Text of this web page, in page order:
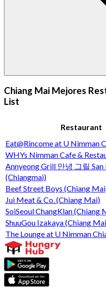
Chiang Mai Mejores
List
Restaurant
Eat@Rincome at U Nimman
WHYs Nimman Cafe &
Annyeong Grill 안녕 그릴 San
(Chiangmai)
Beef Street Boys (Chiang
Jui Meat & Co. (Chiang Mai)
SoiSeoul ChangKlan (Chiang
ShuuGou Izakaya (Chiang
The Lounge at U Nimman